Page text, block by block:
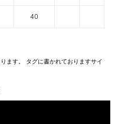
40
ます。 タグに書かれておりますサイ